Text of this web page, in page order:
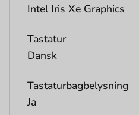
Intel Iris Xe Graphics
Tastatur
Dansk
Tastaturbagbelysning
Ja